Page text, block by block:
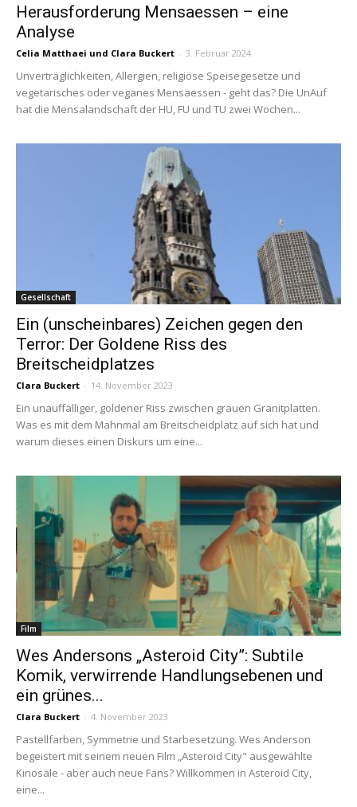
Herausforderung Mensaessen – eine
Analyse
Celia Matthaei und Clara Buckert - 3. Februar 2024
Unverträglichkeiten, Allergien, religiöse Speisegesetze und
vegetarisches oder veganes Mensaessen - geht das? Die UnAuf
hat die Mensalandschaft der HU, FU und TU zwei Wochen...
Gesellschaft
Ein (unscheinbares) Zeichen gegen den
Terror: Der Goldene Riss des
Breitscheidplatzes
Clara Buckert - 14. November 2023
Ein unauffälliger, goldener Riss zwischen grauen Granitplatten.
Was es mit dem Mahnmal am Breitscheidplatz auf sich hat und
warum dieses einen Diskurs um eine...
Film
Wes Andersons „Asteroid City”: Subtile
Komik, verwirrende Handlungsebenen und
ein grünes...
Clara Buckert - 4. November 2023
Pastellfarben, Symmetrie und Starbesetzung. Wes Anderson
begeistert mit seinem neuen Film „Asteroid City" ausgewählte
Kinosäle - aber auch neue Fans? Willkommen in Asteroid City,
eine...